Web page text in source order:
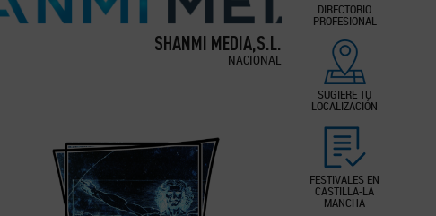
DIRECTORIO
PROFESIONAL
SUGIERE TU
LOCALIZACIÓN
FESTIVALES EN
CASTILLA-LA
MANCHA
SHANMI MEDIA,S.L.
NACIONAL